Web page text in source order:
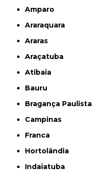
Amparo
Araraquara
Araras
Araçatuba
Atibaia
Bauru
Bragança Paulista
Campinas
Franca
Hortolândia
Indaiatuba